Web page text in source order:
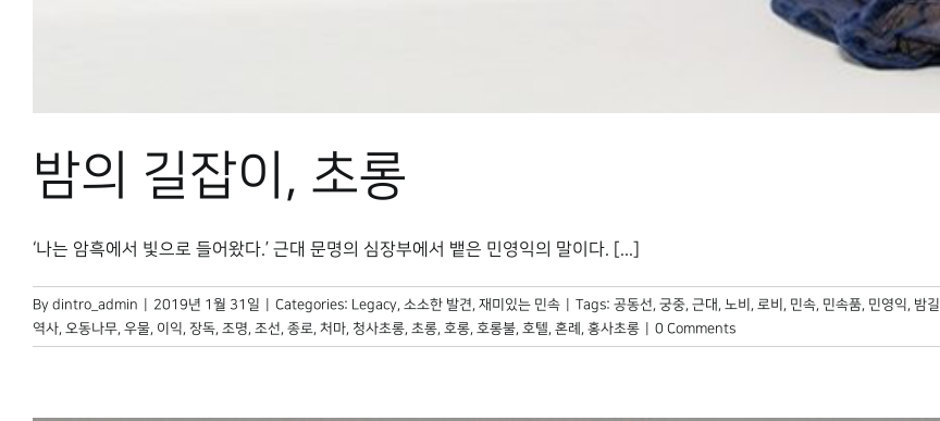
밤의 길잡이, 초롱
‘나는 암흑에서 빛으로 들어왔다.’ 근대 문명의 심장부에서 뱉은 민영익의 말이다. [...]
By dintro_admin 2019년 1월 31일 Categories: Legacy, 소소한 발견, 재미있는 민속 Tags: 공동선, 궁중, 근대 , 노비 , 로비 , 민속, 민속품, 민영익, 밤길
역사, 오동나무, 우물, 이익, 장독, 조명, 조선, 종로, 처마, 청사초롱, 초롱, 호롱, 호롱불, 호텔, 혼례 , 홍사초롱 0 Comments